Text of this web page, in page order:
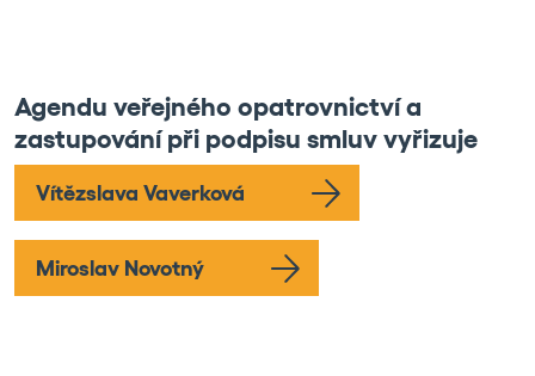
Agendu veřejného opatrovnictví a
zastupování při podpisu smluv vyřizuje
Vítězslava Vaverková
Miroslav Novotný